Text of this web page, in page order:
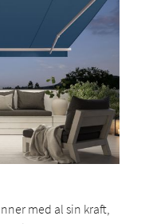
med al sin kraft,